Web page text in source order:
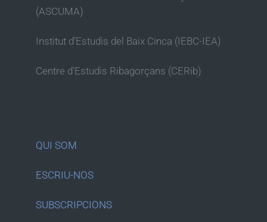
(ASCUMA)
Institut d’Estudis del Baix Cinca (IEBC-IEA)
Centre d’Estudis Ribagorçans (CERib)
QUI SOM
ESCRIU-NOS
SUBSCRIPCIONS